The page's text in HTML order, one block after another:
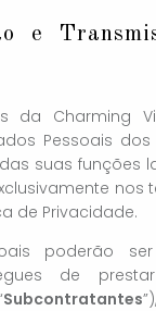
e
da Charming
Pessoais dos
suas funções
nos
de Privacidade.
poderão
de
Subcontratantes